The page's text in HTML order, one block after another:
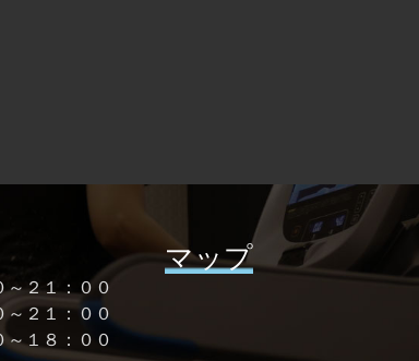
２１：００
１：００
１８：００
マップ